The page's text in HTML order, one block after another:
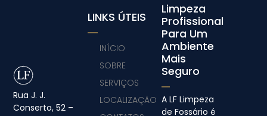
Rua J. J.
Conserto, 52 –
Limpeza
Profissional
Para Um
Ambiente
Mais
Seguro
A LF Limpeza
de Fossário é
LINKS ÚTEIS
INÍCIO
SOBRE
SERVIÇOS
LOCALIZAÇÃO